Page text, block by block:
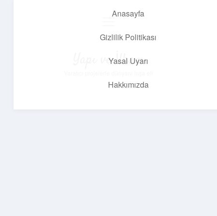
Anasayfa
Gizlilik Politikası
Yasal Uyarı
Hakkımızda
Yapı ve İlham